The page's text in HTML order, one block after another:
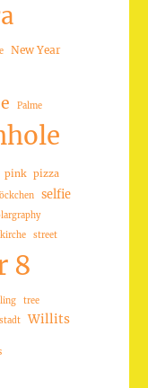
New Year
Palme
pink pizza
selfie
street
8
tree
Willits